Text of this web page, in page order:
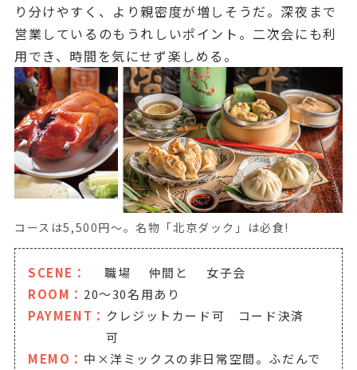
コースは5,500円～。名物「北京ダック」は必食!
SCENE： 職場 仲間と
女子会
ROOM： 20～30名用あり
PAYMENT： クレジットカード可 コード決済
可
MEMO： 中×洋ミックスの非日常空間。ふだんで
り分けやすく、より親密度が増しそうだ。深夜まで
営業しているのもうれしいポイント。二次会にも利
用でき、時間を気にせず楽しめる。